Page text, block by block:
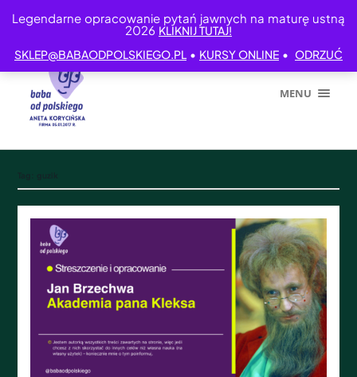
Legendarne opracowanie pytań jawnych na maturę ustną
2026 KLIKNIJ TUTAJ!
SKLEP@BABAODPOLSKIEGO.PL • KURSY ONLINE • ODRZUĆ
MENU